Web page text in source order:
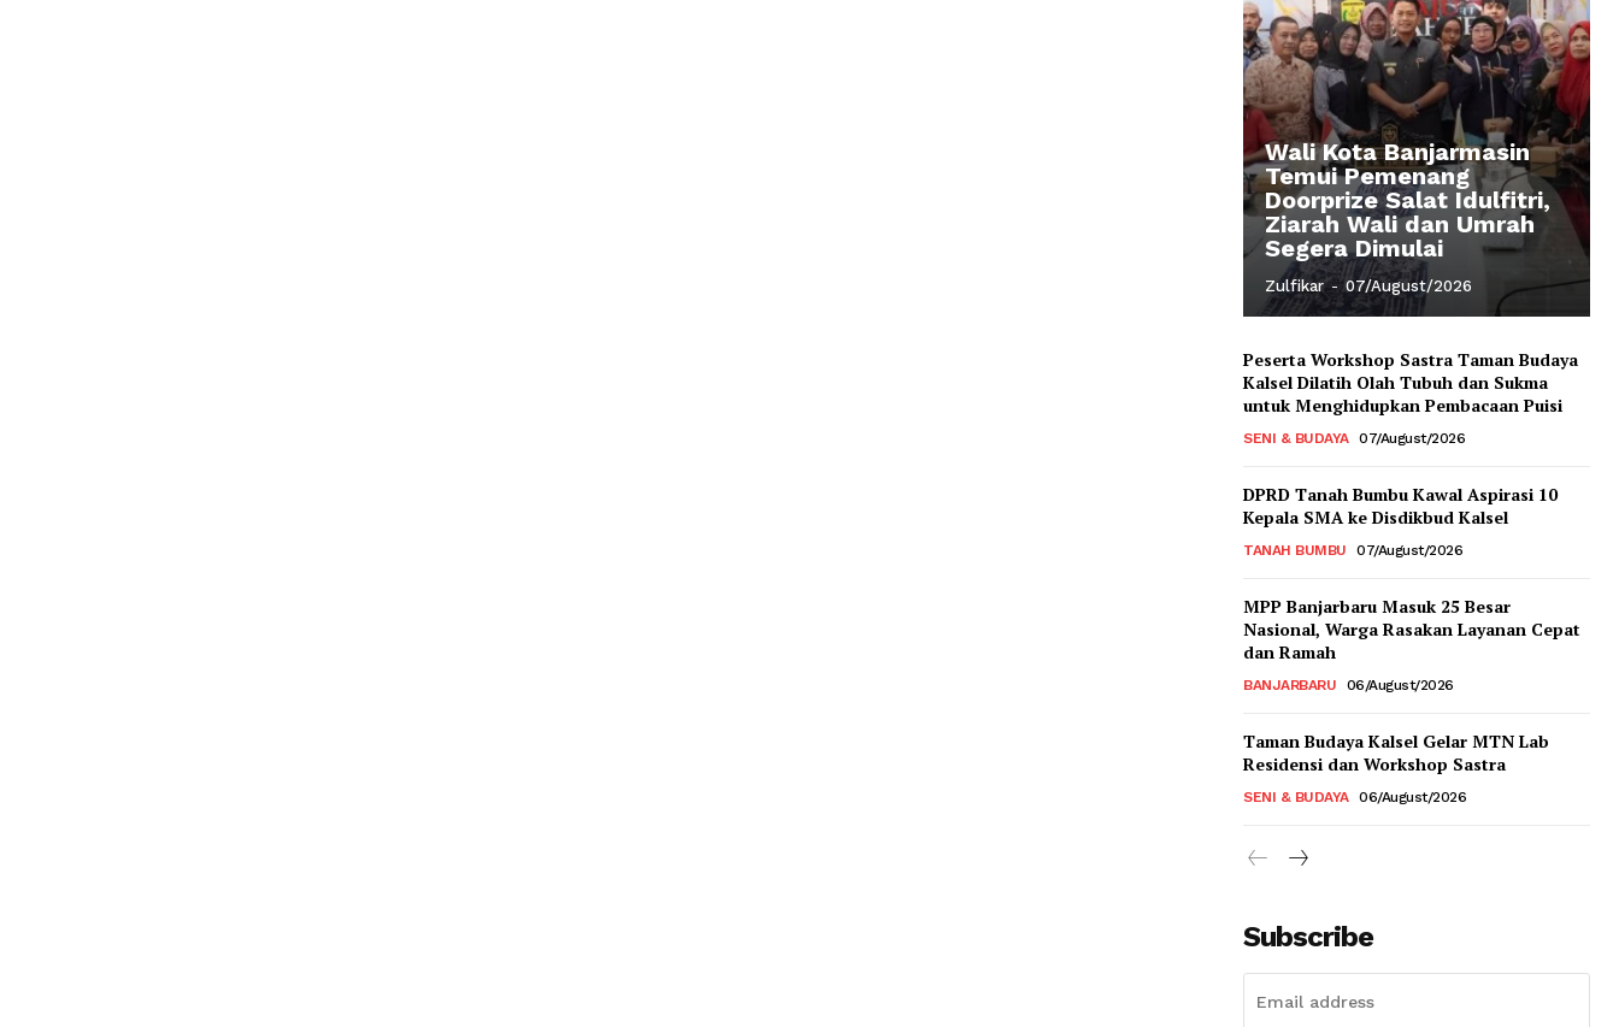
Wali Kota Banjarmasin
Temui Pemenang
Doorprize Salat Idulfitri,
Ziarah Wali dan Umrah
Segera Dimulai
Zulfikar - 07/August/2026
Peserta Workshop Sastra Taman Budaya
Kalsel Dilatih Olah Tubuh dan Sukma
untuk Menghidupkan Pembacaan Puisi
SENI & BUDAYA 07/August/2026
DPRD Tanah Bumbu Kawal Aspirasi 10
Kepala SMA ke Disdikbud Kalsel
TANAH BUMBU 07/August/2026
MPP Banjarbaru Masuk 25 Besar
Nasional, Warga Rasakan Layanan Cepat
dan Ramah
BANJARBARU 06/August/2026
Taman Budaya Kalsel Gelar MTN Lab
Residensi dan Workshop Sastra
SENI & BUDAYA 06/August/2026
Subscribe